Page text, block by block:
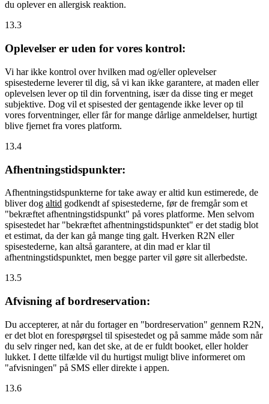
du oplever en allergisk reaktion.
13.3
Oplevelser er uden for vores kontrol:
Vi har ikke kontrol over hvilken mad og/eller oplevelser
spisestederne leverer til dig, så vi kan ikke garantere, at maden eller
oplevelsen lever op til din forventning, især da disse ting er meget
subjektive. Dog vil et spisested der gentagende ikke lever op til
vores forventninger, eller får for mange dårlige anmeldelser, hurtigt
blive fjernet fra vores platform.
13.4
Afhentningstidspunkter:
Afhentningstidspunkterne for take away er altid kun estimerede, de
bliver dog altid godkendt af spisestederne, før de fremgår som et
"bekræftet afhentningstidspunkt" på vores platforme. Men selvom
spisestedet har "bekræftet afhentningstidspunktet" er det stadig blot
et estimat, da der kan gå mange ting galt. Hverken R2N eller
spisestederne, kan altså garantere, at din mad er klar til
afhentningstidspunktet, men begge parter vil gøre sit allerbedste.
13.5
Afvisning af bordreservation:
Du accepterer, at når du fortager en "bordreservation" gennem R2N,
er det blot en forespørgsel til spisestedet og på samme måde som når
du selv ringer ned, kan det ske, at de er fuldt booket, eller holder
lukket. I dette tilfælde vil du hurtigst muligt blive informeret om
"afvisningen" på SMS eller direkte i appen.
13.6